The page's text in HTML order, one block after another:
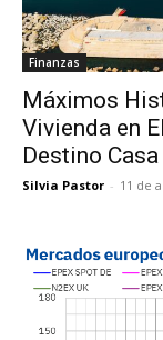
Finanzas
Máximos
Vivienda en
Destino Casa
Silvia Pastor - 11 de